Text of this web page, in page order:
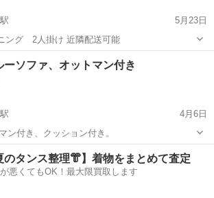
5月23日
ング 2人掛け 近隣配送可能
リクライニング
ーソファ、オットマン付き
4月6日
ン付き、クッション付き。
古市駅 ソファ ブルー
のタンス整理👘】着物をまとめて査定
悪くてもOK！最大限買取します